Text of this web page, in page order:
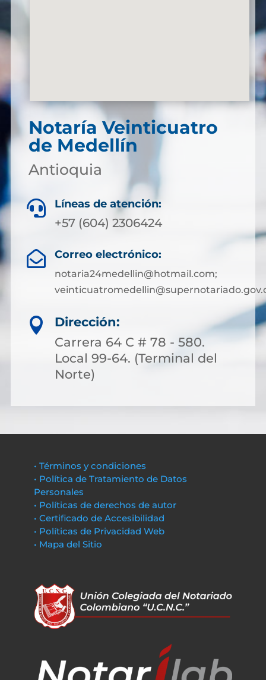
Notaría Veinticuatro
de Medellín
Antioquia
 Líneas de atención:
+57 (604) 2306424
 Correo electrónico:
notaria24medellin@hotmail.com;

Dirección:
Carrera 64 C # 78 - 580.
Local 99-64. (Terminal del
Norte)
• Términos y condiciones
• Política de Tratamiento de Datos
Personales
• Políticas de derechos de autor
• Certificado de Accesibilidad
• Políticas de Privacidad Web
• Mapa del Sitio